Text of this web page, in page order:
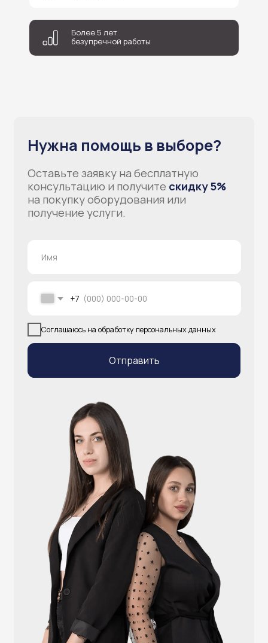
Более 5 лет
безупречной работы
+7 (924) 004-32-01
Видеонаблюдение
Принтеры чеков и этикеток
Меню
Штрихкодовое оборудование
Весовое оборудование
Счётчики валюты
Терминалы самообслуживания
Денежные ящики
Онлайн-кассы
Антикражные ворота
POS-компьютеры
POS-моноблоки
POS-мониторы